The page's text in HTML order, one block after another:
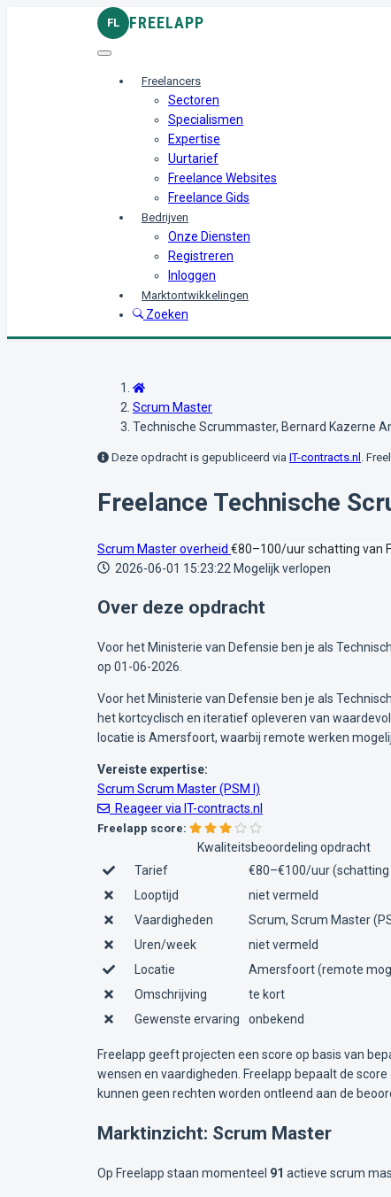
FL FREELAPP
Freelancers
Sectoren
Specialismen
Expertise
Uurtarief
Freelance Websites
Freelance Gids
Bedrijven
Onze Diensten
Registreren
Inloggen
Marktontwikkelingen
Zoeken
Scrum Master
Technische Scrummaster, Bernard Kazerne
Deze opdracht is gepubliceerd via IT-contracts.nl .
Freelance Technische
Scrum Masteroverheid €80–100/uurschatting van
2026-06-01 15:23:22 Mogelijk verlopen
Over deze opdracht
Voor het Ministerie van Defensie ben je als
op 01-06-2026.
Voor het Ministerie van Defensie ben je als
het kortcyclisch en iteratief opleveren van
locatie is Amersfoort, waarbij remote werken
Vereiste expertise:
Scrum Scrum Master (PSM I)
Reageer via IT-contracts.nl
Freelapp score:
Kwaliteitsbeoordeling opdracht
Tarief
€80–€100/uur (schatting
Looptijd
niet vermeld
Vaardigheden
Scrum, Scrum Master
Uren/week
niet vermeld
Locatie
Amersfoort (remote
Omschrijving
te kort
Gewenste ervaring
onbekend
Freelapp geeft projecten een score op basis van
wensen en vaardigheden. Freelapp bepaalt de
kunnen geen rechten worden ontleend aan de
Marktinzicht: Scrum Master
Op Freelapp staan momenteel 91 actieve scrum